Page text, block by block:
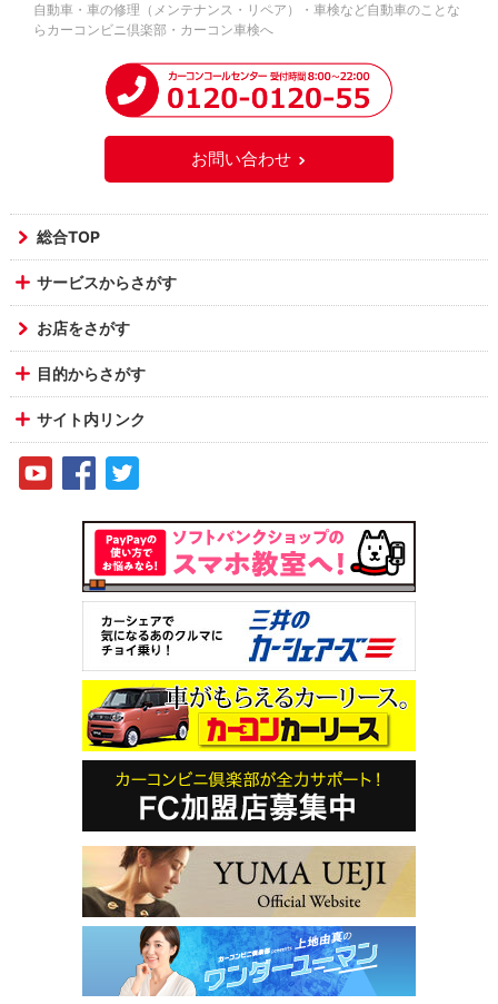
自動車・車の修理（メンテナンス・リペア）・車検など自動車のことな
らカーコンビニ倶楽部・カーコン車検へ
お問い合わせ
総合TOP
サービスからさがす
お店をさがす
目的からさがす
サイト内リンク